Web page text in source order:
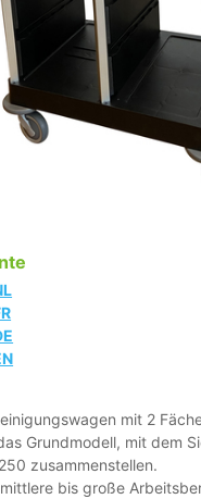
mit 2
Grundmodell, mit dem
zusammenstellen.
bis große